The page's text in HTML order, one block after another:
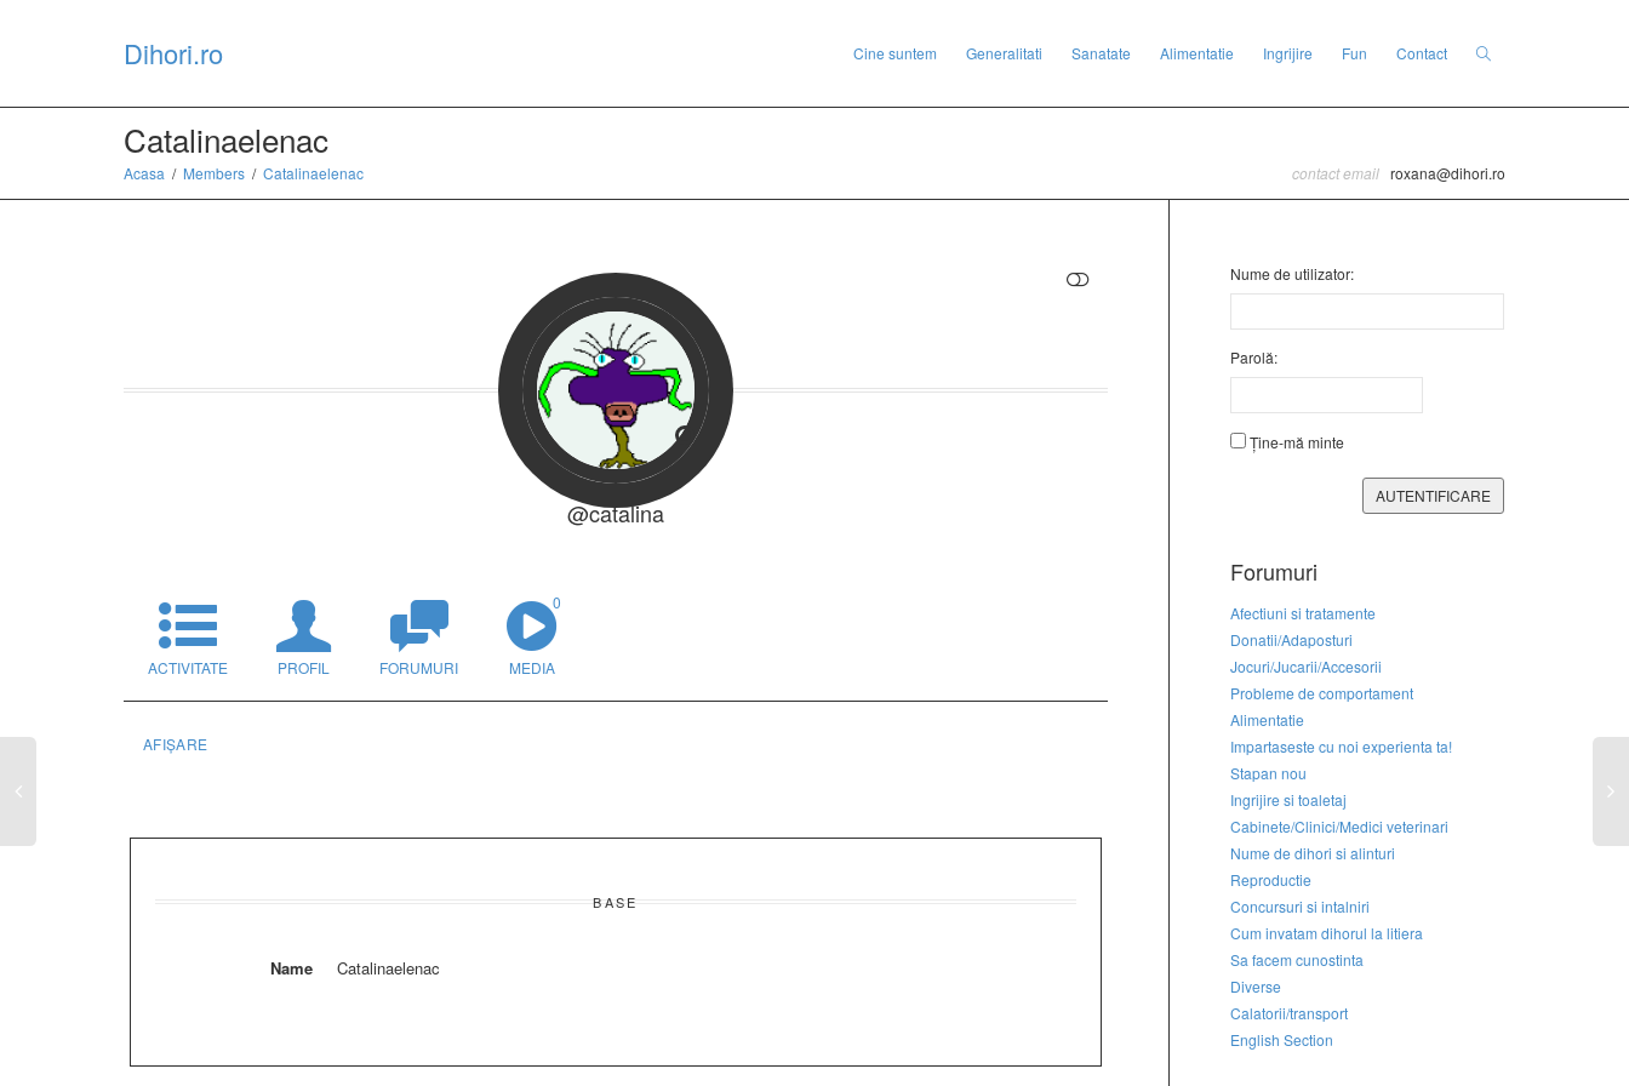
Dihori.ro Cine suntem Generalitati Sanatate Alimentatie Ingrijire Fun Contact
Catalinaelenac
Acasa Members Catalinaelenac contact email roxana@dihori.ro
@catalina
ACTIVITATE PROFIL FORUMURI MEDIA
0
AFIȘARE
BASE
Name Catalinaelenac
Nume de utilizator:
Parolă:
Ține-mă minte
AUTENTIFICARE
Forumuri
Afectiuni si tratamente
Donatii/Adaposturi
Jocuri/Jucarii/Accesorii
Probleme de comportament
Alimentatie
Impartaseste cu noi experienta ta!
Stapan nou
Ingrijire si toaletaj
Cabinete/Clinici/Medici veterinari
Nume de dihori si alinturi
Reproductie
Concursuri si intalniri
Cum invatam dihorul la litiera
Sa facem cunostinta
Diverse
Calatorii/transport
English Section